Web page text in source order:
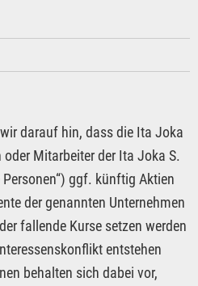
darauf hin, dass die Ita Joka
Mitarbeiter der Ita Joka S.
ggf. künftig Aktien
der genannten Unternehmen
fallende Kurse setzen werden
entstehen
behalten sich dabei vor,